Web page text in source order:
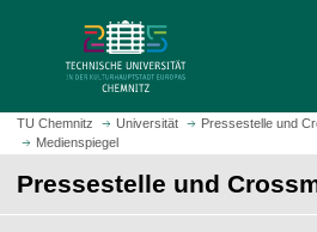
t
s
i
TU Chemnitz Universität
Pressestelle und
Medienspiegel
Pressestelle und